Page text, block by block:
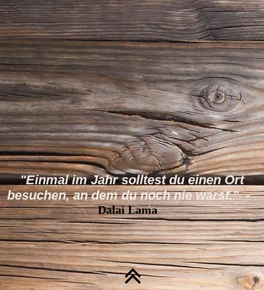
"Einmal im Jahr solltest du einen Ort
besuchen, an dem du noch nie warst." -
Dalai Lama